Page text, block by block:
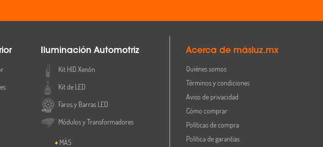
Iluminación Automotriz
Kit HID Xenón
Kit de LED
Faros y Barras LED
Módulos y Transformadores
MÁS
Acerca de másluz.mx
Quiénes somos
Términos y condiciones
Aviso de privacidad
Cómo comprar
Políticas de compra
Política de garantías